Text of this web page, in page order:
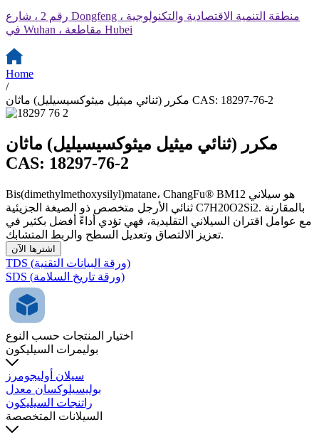
رقم 2 ، شارع Dongfeng ، منطقة التنمية الاقتصادية والتكنولوجية
في Wuhan ، مقاطعة Hubei
Home
/
مكرر (ثنائي ميثيل ميثوكسيسيليل) ماثان CAS: 18297-76-2
مكرر (ثنائي ميثيل ميثوكسيسيليل) ماثان
CAS: 18297-76-2
Bis(dimethylmethoxysilyl)matane، ChangFu® BM12 هو سيلاني
ثنائي الأرجل متخصص ذو الصيغة الجزيئية C7H20O2Si2. بالمقارنة
مع عوامل اقتران السيلاني التقليدية، فهي تؤدي أداءً أفضل بكثير في
تعزيز الالتصاق وتعديل السطح والربط المتشابك.
اشترها الآن
TDS (ورقة البيانات التقنية)
SDS (ورقة تاريخ السلامة)
اختيار المنتجات حسب النوع
بوليمرات السيليكون
سيلان أوليجومرز
بوليسيلوكسان معدل
راتنجات السيليكون
السيلانات المتخصصة